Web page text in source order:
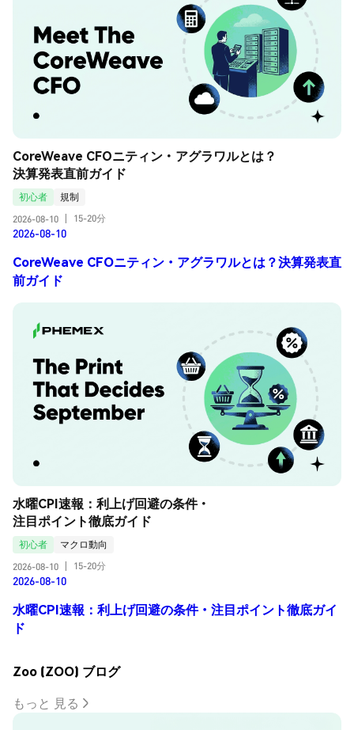
CoreWeave CFOニティン・アグラワルとは？
決算発表直前ガイド
初心者
規制
2026-08-10
15-20分
2026-08-10
CoreWeave CFOニティン・アグラワルとは？決算発表直
前ガイド
水曜CPI速報：利上げ回避の条件・
注目ポイント徹底ガイド
初心者
マクロ動向
2026-08-10
15-20分
2026-08-10
水曜CPI速報：利上げ回避の条件・注目ポイント徹底ガイ
ド
Zoo (ZOO) ブログ
もっと 見る